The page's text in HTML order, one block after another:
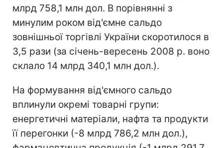
млрд 758,1 млн дол. В порівнянні з
минулим роком від'ємне сальдо
зовнішньої торгівлі України скоротилося в
3,5 рази (за січень-вересень 2008 р. воно
склало 14 млрд 340,1 млн дол.).
На формування від'ємного сальдо
вплинули окремі товарні групи:
енергетичні матеріали, нафта та продукти
її перегонки (-8 млрд 786,2 млн дол.),